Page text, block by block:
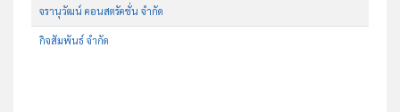
จรานุวัฒน์ คอนสตรัคชั่น จำกัด
กิจสัมพันธ์ จำกัด